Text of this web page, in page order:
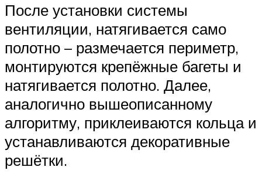
После установки системы
вентиляции, натягивается само
полотно – размечается периметр,
монтируются крепёжные багеты и
натягивается полотно. Далее,
аналогично вышеописанному
алгоритму, приклеиваются кольца и
устанавливаются декоративные
решётки.